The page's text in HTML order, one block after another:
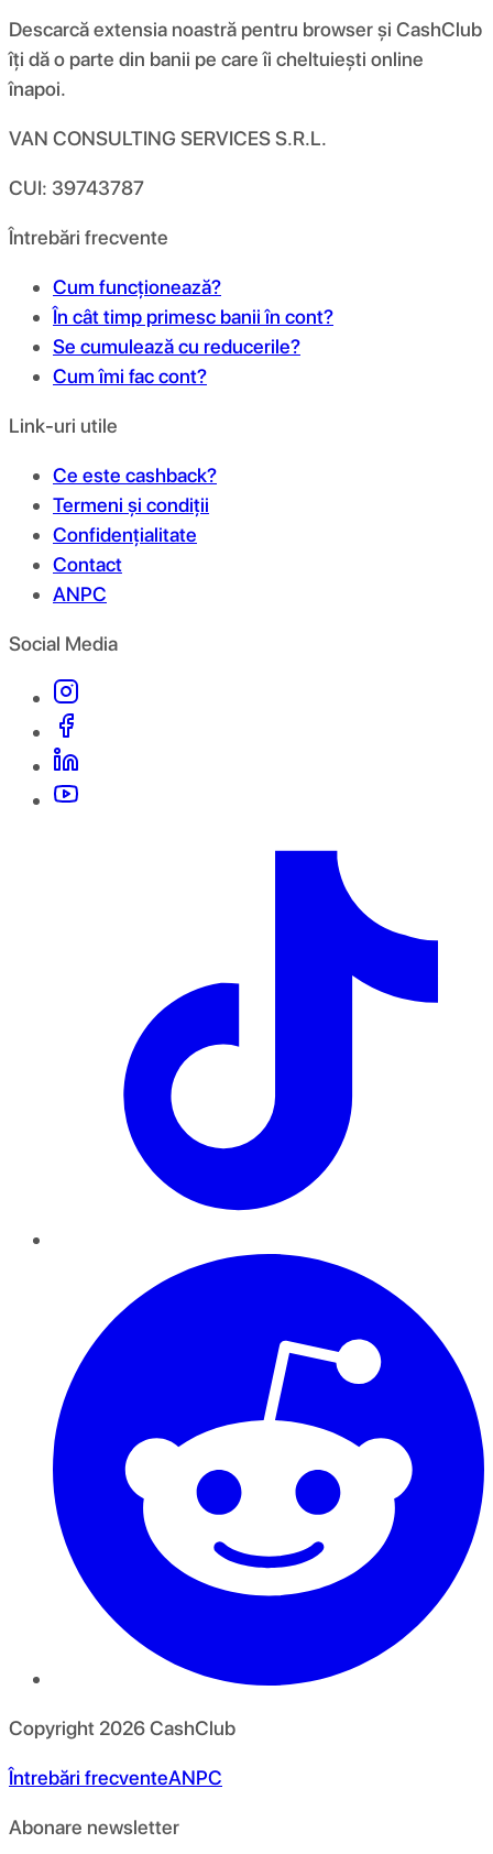
Descarcă extensia noastră pentru browser și CashClub
îți dă o parte din banii pe care îi cheltuiești online
înapoi.
VAN CONSULTING SERVICES S.R.L.
CUI: 39743787
Întrebări frecvente
Cum funcționează?
În cât timp primesc banii în cont?
Se cumulează cu reducerile?
Cum îmi fac cont?
Link-uri utile
Ce este cashback?
Termeni și condiții
Confidențialitate
Contact
ANPC
Social Media
Copyright 2026CashClub
Întrebări frecventeANPC
Abonare newsletter